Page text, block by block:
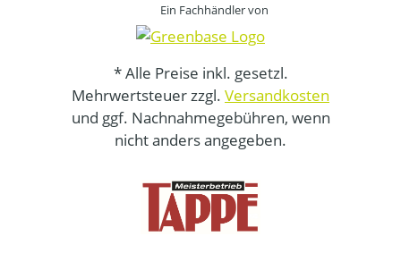
Ein Fachhändler von
* Alle Preise inkl. gesetzl.
Mehrwertsteuer zzgl. Versandkosten
und ggf. Nachnahmegebühren, wenn
nicht anders angegeben.